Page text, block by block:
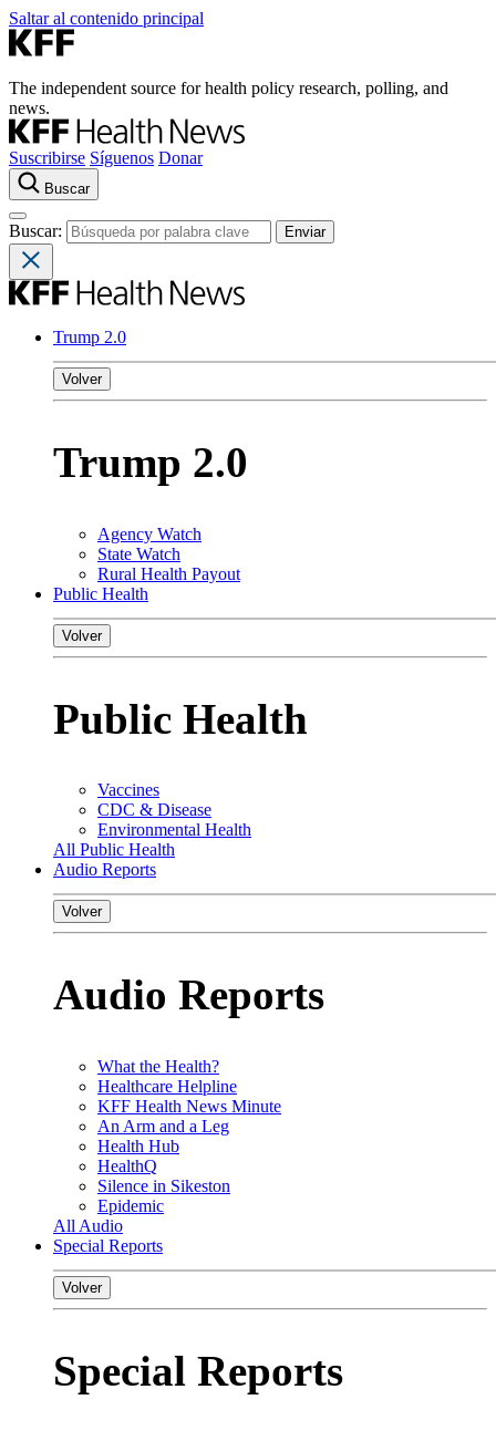
Saltar al contenido principal
The independent source for health policy research, polling, and
news.
Suscribirse Síguenos Donar
Buscar
Buscar:
Trump 2.0
Volver
Trump 2.0
Agency Watch
State Watch
Rural Health Payout
Public Health
Volver
Public Health
Vaccines
CDC & Disease
Environmental Health
All Public Health
Audio Reports
Volver
Audio Reports
What the Health?
Healthcare Helpline
KFF Health News Minute
An Arm and a Leg
Health Hub
HealthQ
Silence in Sikeston
Epidemic
All Audio
Special Reports
Volver
Special Reports